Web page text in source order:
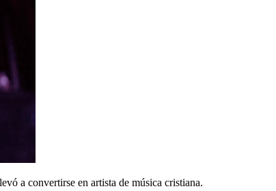
a convertirse en artista de música cristiana.